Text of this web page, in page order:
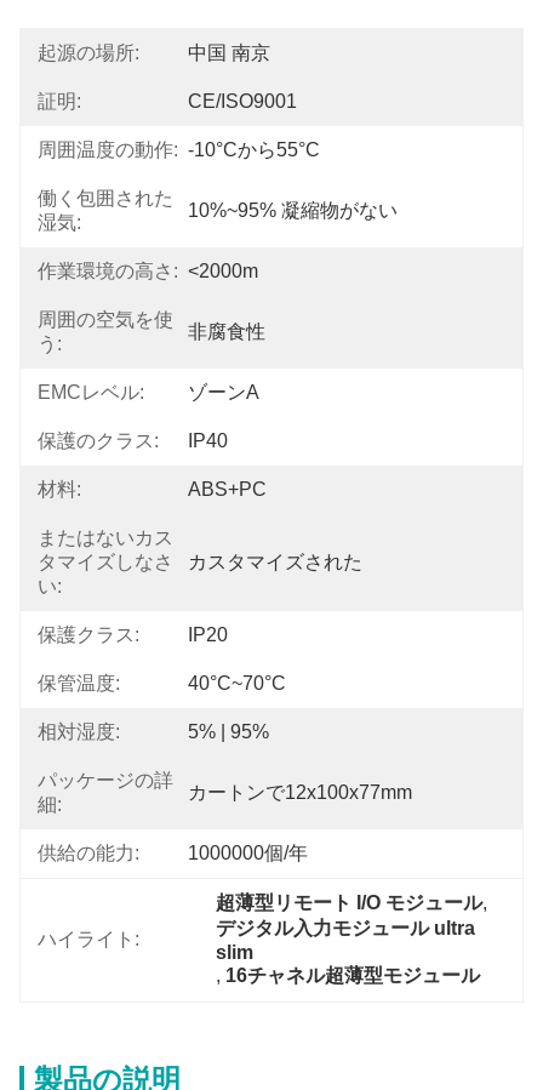
起源の場所: 中国 南京
証明: CE/ISO9001
周囲温度の動作: -10°Cから55°C
働く包囲された
湿気:
10%~95% 凝縮物がない
作業環境の高さ: <2000m
周囲の空気を使
う:
非腐食性
EMCレベル: ゾーンA
保護のクラス: IP40
材料: ABS+PC
またはないカス
タマイズしなさ
い:
カスタマイズされた
保護クラス: IP20
保管温度: 40°C~70°C
相対湿度: 5% | 95%
パッケージの詳
細:
カートンで12x100x77mm
供給の能力: 1000000個/年
ハイライト:
超薄型リモート I/O モジュール,
デジタル入力モジュール ultra
slim
, 16チャネル超薄型モジュール
製品の説明